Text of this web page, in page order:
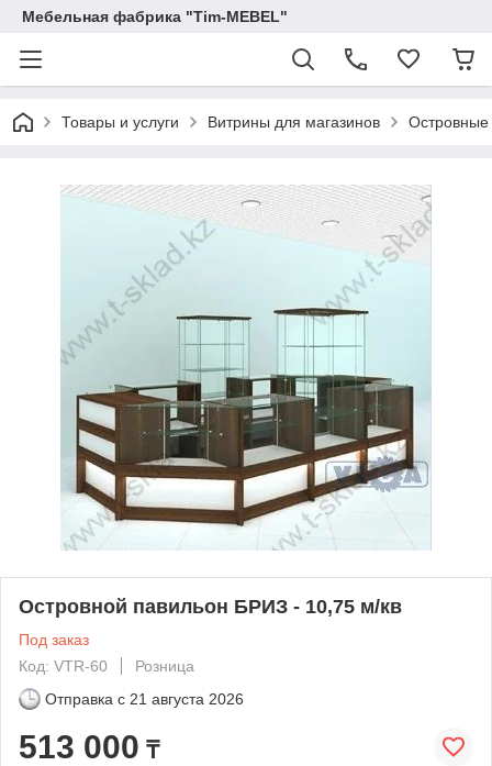
Мебельная фабрика "Tim-MEBEL"
Товары и услуги Витрины для магазинов Островные
Островной павильон БРИЗ - 10,75 м/кв
Под заказ
Код: VTR-60
Розница
Отправка с 21 августа 2026
513 000 ₸